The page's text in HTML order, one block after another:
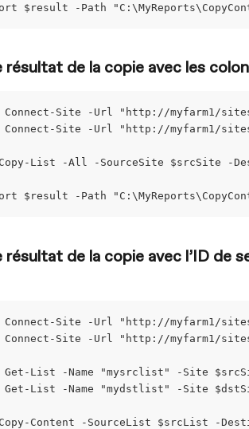
$result -Path
résultat de la copie avec les
Connect-Site -Url "http://myfarm1/
Connect-Site -Url "http://myfarm1/
List -All -SourceSite $srcSite -
$result -Path
résultat de la copie avec l’ID de
Connect-Site -Url "http://myfarm1/
Connect-Site -Url "http://myfarm1/
List -Name "mysrclist" -Site
List -Name "mydstlist" -Site
Content -SourceList $srcList -